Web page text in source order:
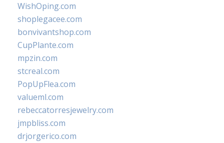
WishOping.com
shoplegacee.com
bonvivantshop.com
CupPlante.com
mpzin.com
stcreal.com
PopUpFlea.com
valueml.com
rebeccatorresjewelry.com
jmpbliss.com
drjorgerico.com